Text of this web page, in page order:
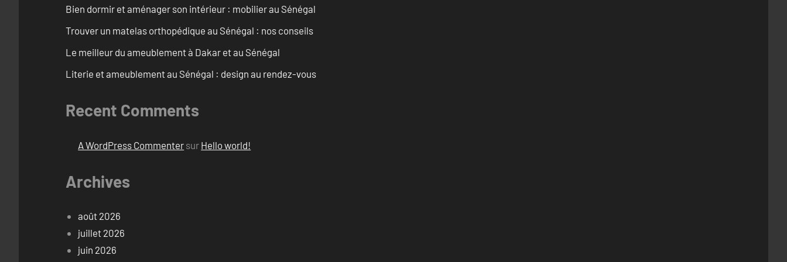
Bien dormir et aménager son intérieur : mobilier au Sénégal
Trouver un matelas orthopédique au Sénégal : nos conseils
Le meilleur du ameublement à Dakar et au Sénégal
Literie et ameublement au Sénégal : design au rendez-vous
Recent Comments
A WordPress Commenter sur Hello world!
Archives
août 2026
juillet 2026
juin 2026